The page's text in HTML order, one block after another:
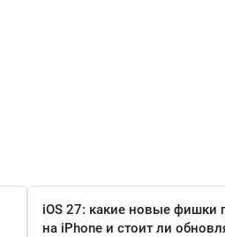
iOS 27: какие новые фишки
на iPhone и стоит ли